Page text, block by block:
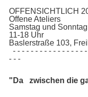
OFFENSICHTLICH
Offene Ateliers
Samstag und
11-18 Uhr
Baslerstraße 103,
- - - - - - - - - - - - - - - -
- - -
"Da zwischen die